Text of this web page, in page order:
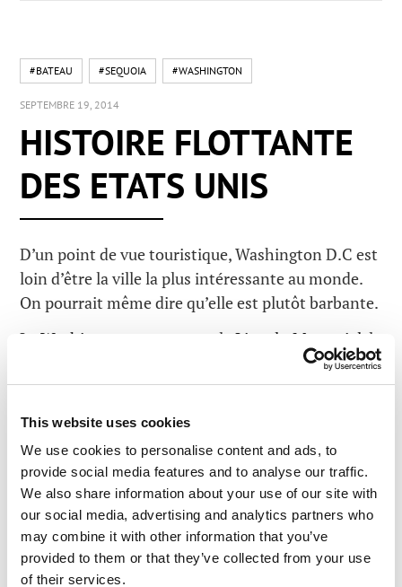
This website uses cookies
We use cookies to personalise content and ads, to
provide social media features and to analyse our traffic.
We also share information about your use of our site with
our social media, advertising and analytics partners who
may combine it with other information that you’ve
provided to them or that they’ve collected from your use
of their services.
#BATEAU #SEQUOIA #WASHINGTON
SEPTEMBRE 19, 2014
HISTOIRE FLOTTANTE
DES ETATS UNIS
D’un point de vue touristique, Washington D.C est
loin d’être la ville la plus intéressante au monde.
On pourrait même dire qu’elle est plutôt barbante.
LeWashington monument , leLincoln Memorial , la
Musée national de l’air et de
l’espace, et un tas d’autres musées… qui pour moi
Unis, je vous conseille de faire l’impasse sur
Washington et d’opter pour d’autres villes comme
San Franciscoou New York, voire d’autres Etats
comme l’Arizona(surtout pour le Grand Canyon
la Californie (en particulier les sequoias), et la zone
volcanique au nord-ouest